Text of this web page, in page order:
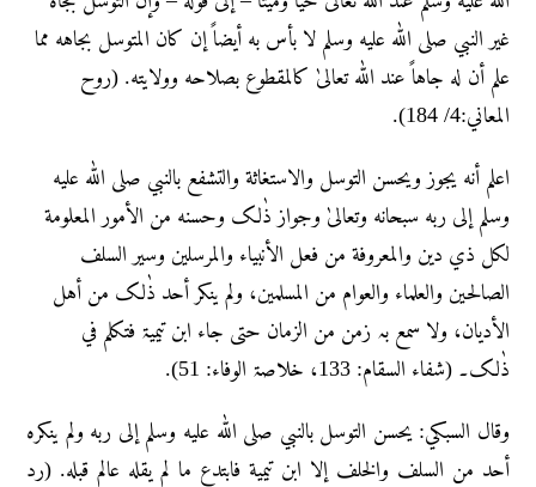
غیر النبي صلی اللّٰه علیه وسلم لا بأس به أیضاً إن کان المتوسل بجاهه مما
علم أن له جاهاً عند اللّٰه تعالیٰ کالمقطوع بصلاحه وولایته. (روح
المعاني:4/ 184).
اعلم أنه یجوز ویحسن التوسل والاستغاثة والتشفع بالنبي صلی اللّٰه علیه
وسلم إلی ربه سبحانه وتعالیٰ وجواز ذٰلک وحسنه من الأمور المعلومة
لکل ذي دین والمعروفة من فعل الأنبیاء والمرسلین وسیر السلف
الصالحین والعلماء والعوام من المسلمین، ولم ینکر أحد ذٰلک من أہل
الأدیان، ولا سمع بہ زمن من الزمان حتی جاء ابن تیمیۃ فتکلم في
ذٰلک۔ (شفاء السقام: 133، خلاصۃ الوفاء: 51).
وقال السبکي: یحسن التوسل بالنبي صلی اللّٰه علیه وسلم إلی ربه ولم ینکرہ
أحد من السلف والخلف إلا ابن تیمیة فابتدع ما لم یقله عالم قبله. (رد